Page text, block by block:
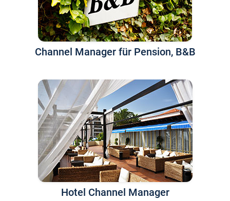
Channel Manager für Pension, B&B
Hotel Channel Manager